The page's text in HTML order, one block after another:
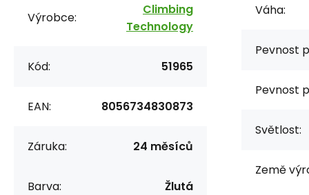
Výrobce:
Climbing
Technology
Kód: 51965
EAN: 8056734830873
Záruka: 24 měsíců
Barva: Žlutá
Váha:
Pevnost
Pevnost
Světlost:
Země